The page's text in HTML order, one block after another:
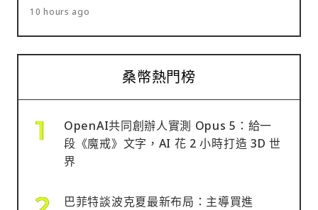
10 hours ago
桑幣熱門榜
OpenAI共同創辦人實測 Opus 5：給一
段《魔戒》文字，AI 花 2 小時打造 3D 世
界
巴菲特談波克夏最新布局：主導買進